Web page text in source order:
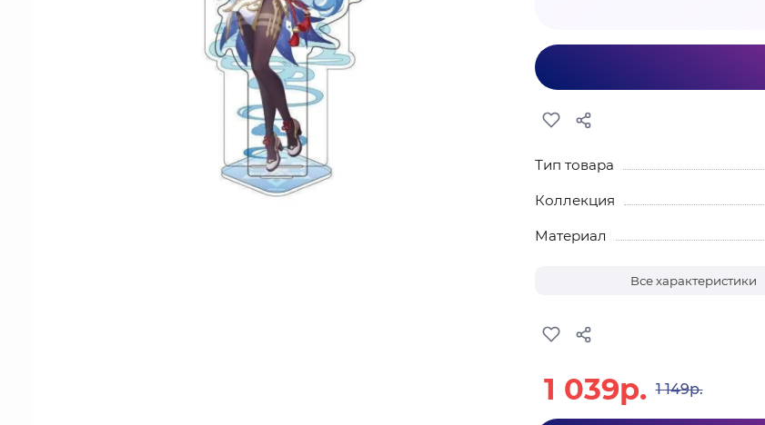
Тип товара
Коллекция
Материал
Все характеристики
1 039р. 1 149р.